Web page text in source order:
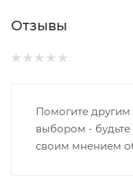
Отзывы
Помогите другим
выбором -
своим мнением